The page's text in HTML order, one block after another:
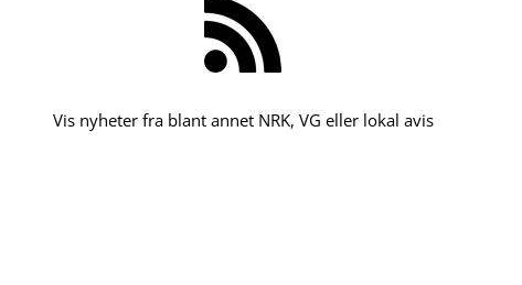
Vis nyheter fra blant annet NRK, VG eller lokal avis